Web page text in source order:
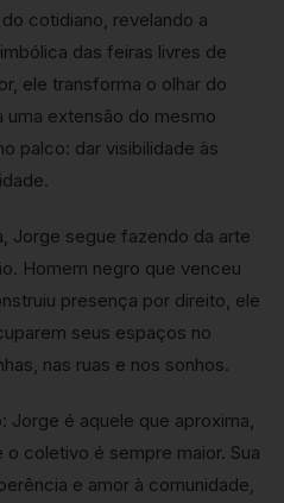
cotidiano, revelando a
das feiras livres de
ele transforma o olhar do
extensão do mesmo
palco: dar visibilidade às
Jorge segue fazendo da arte
Homem negro que venceu
presença por direito, ele
seus espaços no
nas ruas e nos sonhos.
Jorge é aquele que aproxima,
coletivo é sempre maior. Sua
e amor à comunidade,